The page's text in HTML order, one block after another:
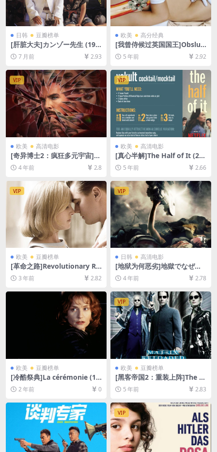
日韩 豆瓣榜单
[肝脏大夫]カンゾー先生 (199
8)[百度网盘+夸克网盘1080P
超清未删减资源][网盘在线播
放/下载][MP4/9.9GB][中文字
幕]
7 月前 2.93
欧美 高分经典
[我曾侍候过英国国王]Obsluh
oval jsem anglického krále
(2006)[百度网盘+迅雷云盘资
源1080P超清未删减][MP4/7.
8GB][原声中字]
5 年前 2.92
VIP
欧美 高清电影
[奇异博士2：疯狂多元宇宙]D
octor Strange in the Multiv
erse of Madness (2022)[百
超清未删减][MP4/8GB][中英
字幕]
4 年前 2.8
VIP
欧美 高清电影
[真心半解]The Half of It (20
20)[百度网盘+迅雷云盘资源1
080P超清未删减][MP4/6.6G
5 年前 2.66
VIP
欧美 豆瓣榜单
[革命之路]Revolutionary Ro
ad (2008)[百度网盘+夸克网盘
1080P超清未删减资源][网盘
在线播放/下载][MP4/7.6GB]
3 年前 2.82
VIP
日韩 高清电影
[地狱为何恶劣]地獄でなぜ悪
い (2013)[百度网盘+迅雷云盘
资源1080P超清未删减][MP4/
8GB][日语中字]
4 年前 2.78
欧美 豆瓣榜单
[冷酷祭典]La cérémonie (19
95)[百度网盘+夸克网盘1080P
超清未删减资源][网盘在线播
放/下载][MP4/7.2GB][中文字
2 年前 0
VIP
欧美 豆瓣榜单
[黑客帝国2：重装上阵]The M
atrix Reloaded (2003)[百度
网盘+迅雷云盘资源1080P超
清未删减][MP4/9.0GB][中英
字幕]
5 年前 2.83
VIP